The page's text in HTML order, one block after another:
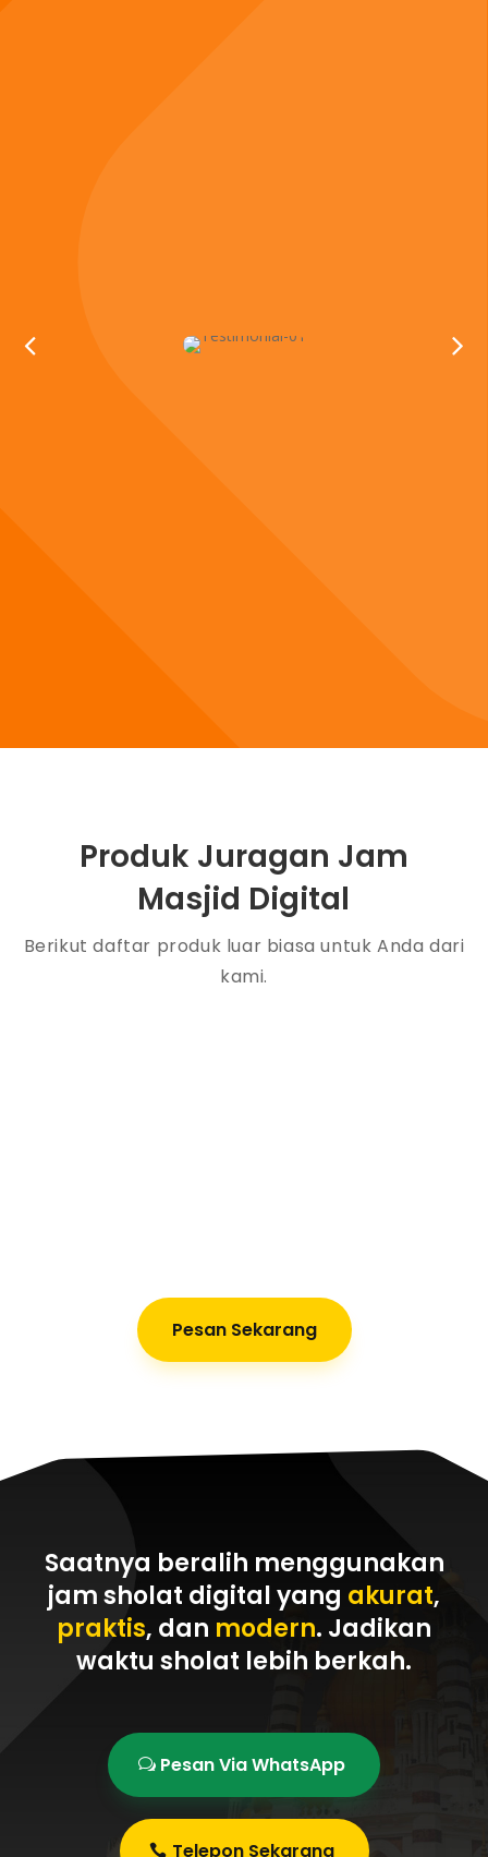
Produk Juragan Jam
Masjid Digital
Berikut daftar produk luar biasa untuk Anda dari
kami.
Pesan Sekarang
Saatnya beralih menggunakan
jam sholat digital yang akurat,
praktis, dan modern. Jadikan
waktu sholat lebih berkah.
Pesan Via WhatsApp
Telepon Sekarang